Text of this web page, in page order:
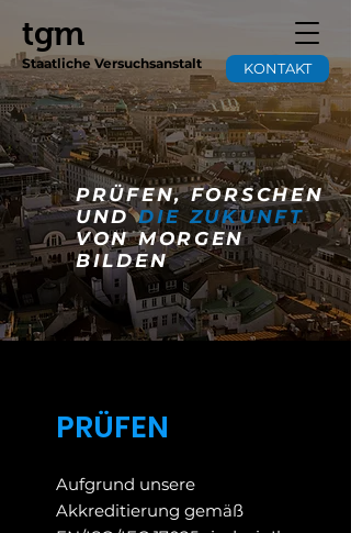
tgm
Staatliche Versuchsanstalt KONTAKT
PRÜFEN, FORSCHEN
UNDDIE ZUKUNFT
VON MORGEN
BILDEN
PRÜFEN
Aufgrund unsere
Akkreditierung gemäß